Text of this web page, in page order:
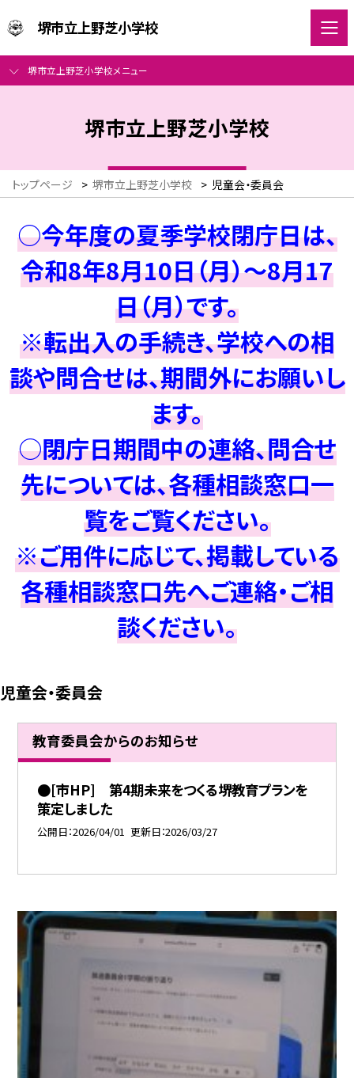
堺市立上野芝小学校
堺市立上野芝小学校メニュー
堺市立上野芝小学校
トップページ > 堺市立上野芝小学校 > 児童会・委員会
○今年度の夏季学校閉庁日は、
令和8年8月10日（月）～8月17
日（月）です。
※転出入の手続き、学校への相
談や問合せは、期間外にお願いし
ます。
○閉庁日期間中の連絡、問合せ
先については、各種相談窓口一
覧をご覧ください。
※ご用件に応じて、掲載している
各種相談窓口先へご連絡・ご相
談ください。
児童会・委員会
教育委員会からのお知らせ
●[市HP] 第4期未来をつくる堺教育プランを
策定しました
公開日 2026/04/01 更新日 2026/03/27